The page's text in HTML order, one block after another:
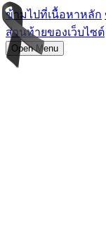
ข้ามไปที่เนื้อหาหลัก
ส่วนท้ายของเว็บไซต์
Open Menu